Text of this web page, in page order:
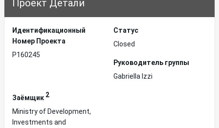
Проект Детали
Идентификационный
Hомер Проекта
P160245
Статус
Closed
Руководитель группы
Gabriella Izzi
Заёмщик 2
Ministry of Development,
Investments and